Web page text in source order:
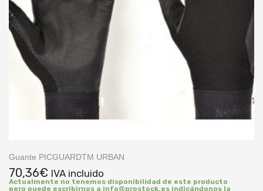
Guante PICGUARDTM URBAN
70,36€ IVA incluido
Actualmente no tenemos disponibilidad de este producto
pero puede escribirnos a info@prostock.es indicándonos la